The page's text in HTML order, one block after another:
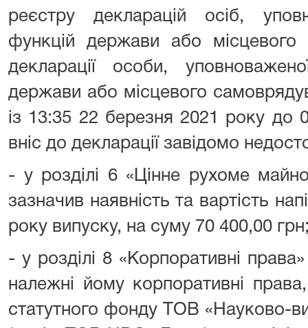
реєстру декларацій осіб,
функцій держави або місцевого
декларації особи,
держави або місцевого
із 13:35 22 березня 2021 року до
вніс до декларації завідомо
- у розділі 6 «Цінне рухоме
зазначив наявність та вартість
року випуску, на суму 70 400,00
- у розділі 8 «Корпоративні
належні йому корпоративні
статутного фонду ТОВ «Науково-